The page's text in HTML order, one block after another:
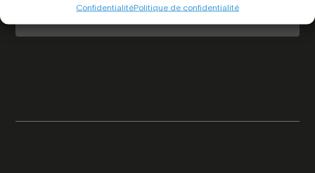
ConfidentialitéPolitique de confidentialité